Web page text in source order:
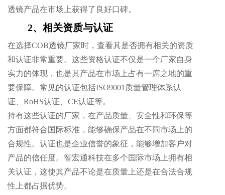
透镜产品在市场上获得了良好口碑。
2、相关资质与认证
在选择COB透镜厂家时，查看其是否拥有相关的资质
和认证非常重要。这些资格认证不仅是一个厂家自身
实力的体现，也是其产品在市场上占有一席之地的重
要保障。常见的认证包括ISO9001质量管理体系认
证、RoHS认证、CE认证等。
持有这些认证的厂家，在产品质量、安全性和环保等
方面都符合国际标准，能够确保产品在不同市场上的
合规性。认证也是企业信誉的象征，能够增加客户对
产品的信任度。智宏通科技在多个国际市场上拥有相
关认证，这使其产品不论是在质量上还是在合法合规
性上都占据优势。